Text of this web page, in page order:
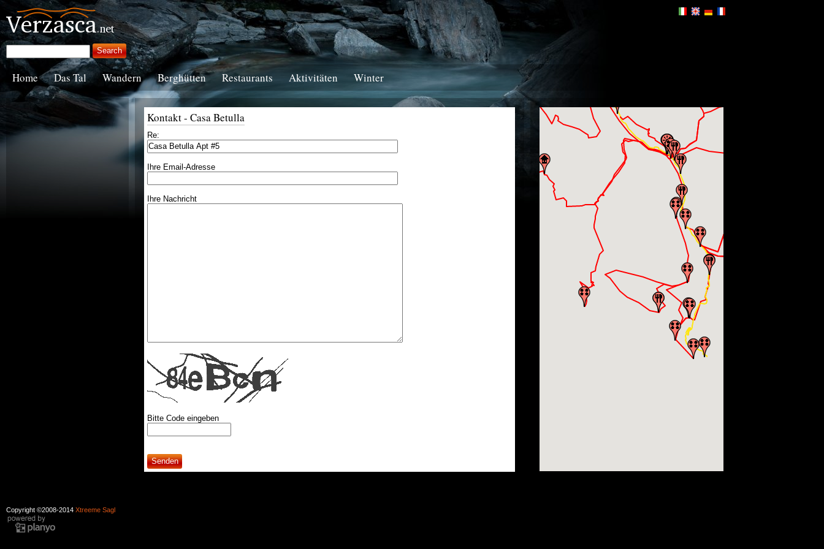
Home Das Tal Wandern Berghütten Restaurants Aktivitäten Winter
Kontakt - Casa Betulla
Re:
Ihre Email-Adresse
Ihre Nachricht
Bitte Code eingeben
Copyright ©2008-2014 Xtreeme Sagl